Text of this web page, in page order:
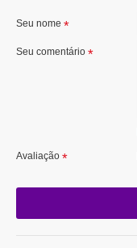
Seu nome
Seu comentário
Avaliação